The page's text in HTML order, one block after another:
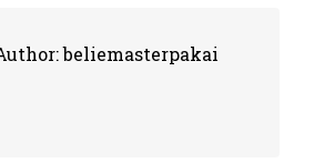
beliemasterpakai